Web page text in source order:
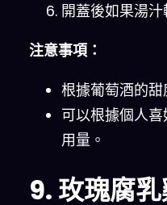
開蓋後如果湯
注意事項：
根據葡萄酒的甜
可以根據個人
用量。
9. 玫瑰腐